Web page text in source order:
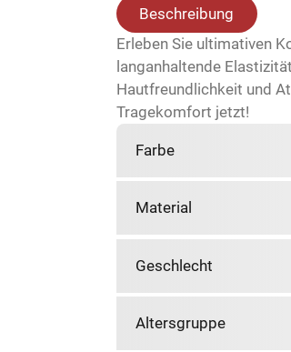
Beschreibung
Erleben Sie ultimativen
langanhaltende
Hautfreundlichkeit und
Tragekomfort jetzt!
Farbe
Material
Geschlecht
Altersgruppe